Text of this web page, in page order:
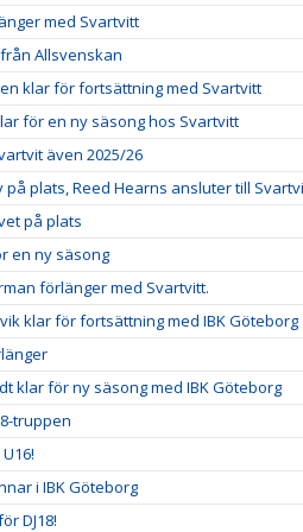
med Svartvitt
Allsvenskan
klar för fortsättning med Svartvitt
för en ny säsong hos Svartvitt
även 2025/26
plats, Reed Hearns ansluter till
på plats
en ny säsong
förlänger med Svartvitt.
klar för fortsättning med IBK Göteborg
klar för ny säsong med IBK Göteborg
truppen
i IBK Göteborg
DJ18!